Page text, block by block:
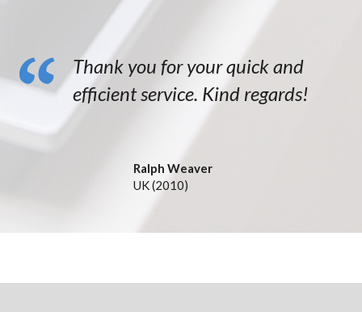
Thank you for your quick and
efficient service. Kind regards!
Ralph Weaver
UK (2010)